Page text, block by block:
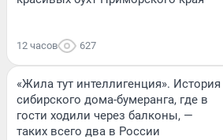
12 часов 627
«Жила тут интеллигенция». История
сибирского дома-бумеранга, где в
гости ходили через балконы, —
таких всего два в России